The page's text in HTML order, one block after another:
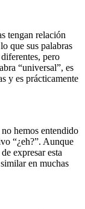
tengan relación
que sus palabras
pero
“universal”, es
y es prácticamente
hemos entendido
“¿eh?”. Aunque
expresar esta
en muchas